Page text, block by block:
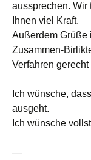
aussprechen. Wir
Ihnen viel Kraft.
Außerdem Grüße
Zusammen-
Verfahren gerecht
Ich wünsche,
ausgeht.
Ich wünsche
—